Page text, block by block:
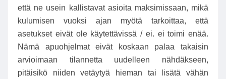
että ne usein kallistavat asioita maksimissaan, mikä
kulumisen vuoksi ajan myötä tarkoittaa, että
asetukset eivät ole käytettävissä / ei. ei toimi enää.
Nämä apuohjelmat eivät koskaan palaa takaisin
arvioimaan tilannetta uudelleen nähdäkseen,
pitäisikö niiden vetäytyä hieman tai lisätä vähän